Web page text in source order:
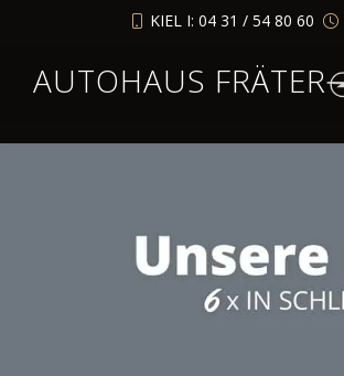
KIEL I: 04 31 / 54 80 60
AUTOHAUS FRÄTER